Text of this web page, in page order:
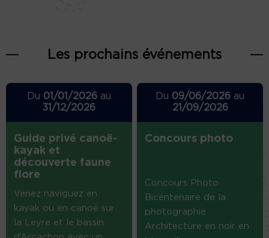
Les prochains événements
Du 01/01/2026au
31/12/2026
Guide privé canoë-
kayak et
découverte faune
flore
Venez naviguez en
kayak ou en canoë sur
la Leyre et le bassin
Du 09/06/2026 au
21/09/2026
Concours photo
Concours Photo
Bicentenaire de la
photographie
Architecture en noir en